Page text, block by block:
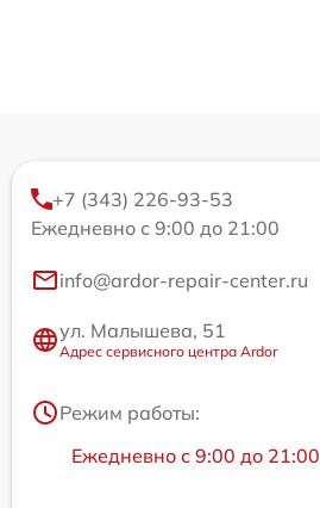
+7 (343) 226-93-53
Ежедневно с 9:00 до 21:00
info@ardor-repair-center.ru
ул. Малышева, 51
Адрес сервисного центра Ardor
Режим работы:
Ежедневно с 9:00 до 21:00